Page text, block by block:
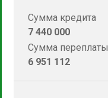
Сумма кредита
7 440 000
Сумма переплаты
6 951 112